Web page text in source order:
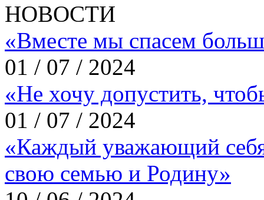
НОВОСТИ
«Вместе мы спасем
01 / 07 / 2024
«Не хочу допустить,
01 / 07 / 2024
«Каждый уважающий
свою семью и Родину»